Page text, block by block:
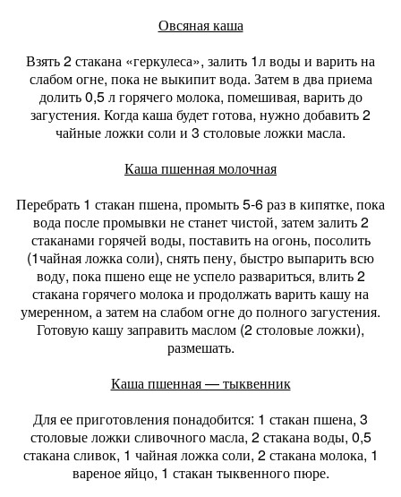
Овсяная каша
Взять 2 стакана «геркулеса», залить 1л воды и варить на
слабом огне, пока не выкипит вода. Затем в два приема
долить 0,5 л горячего молока, помешивая, варить до
загустения. Когда каша будет готова, нужно добавить 2
чайные ложки соли и 3 столовые ложки масла.
Каша пшенная молочная
Перебрать 1 стакан пшена, промыть 5-6 раз в кипятке, пока
вода после промывки не станет чистой, затем залить 2
стаканами горячей воды, поставить на огонь, посолить
(1чайная ложка соли), снять пену, быстро выпарить всю
воду, пока пшено еще не успело развариться, влить 2
стакана горячего молока и продолжать варить кашу на
умеренном, а затем на слабом огне до полного загустения.
Готовую кашу заправить маслом (2 столовые ложки),
размешать.
Каша пшенная — тыквенник
Для ее приготовления понадобится: 1 стакан пшена, 3
столовые ложки сливочного масла, 2 стакана воды, 0,5
стакана сливок, 1 чайная ложка соли, 2 стакана молока, 1
вареное яйцо, 1 стакан тыквенного пюре.